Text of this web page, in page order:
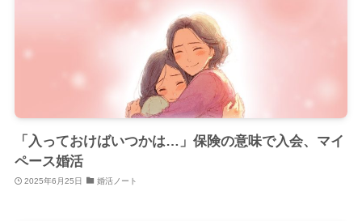
「入っておけばいつかは…」保険の意味で入会、マイ
ペース婚活
2025年6月25日 婚活ノート